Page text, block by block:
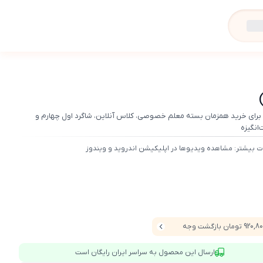
خرید همزمان بسته معلم خصوصی، کلاس آنلاین، شاگرد اول چهارم و
بیشتر: مشاهده ویدیوها در اپلیکیشن اندروید و ویندوز
تومان بازگشت وجه
ارسال این محصول به سراسر ایران رایگان است